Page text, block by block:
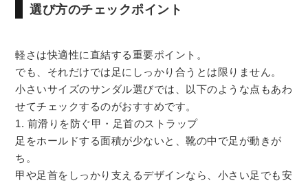
選び方のチェックポイント
軽さは快適性に直結する重要ポイント。
でも、それだけでは足にしっかり合うとは限りません。
小さいサイズのサンダル選びでは、以下のような点もあわ
せてチェックするのがおすすめです。
1. 前滑りを防ぐ甲・足首のストラップ
足をホールドする面積が少ないと、靴の中で足が動きが
ち。
甲や足首をしっかり支えるデザインなら、小さい足でも安